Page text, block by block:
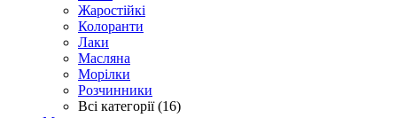
Жаростійкі
Колоранти
Лаки
Масляна
Морілки
Розчинники
Всі категорії (16)